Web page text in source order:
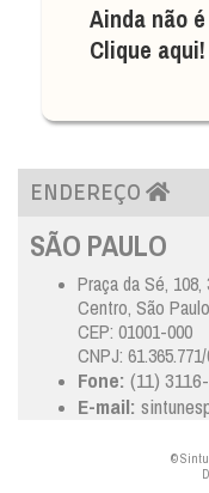
Ainda não
Clique aqui!
ENDEREÇO
SÃO PAULO
Praça da Sé, 108,
Centro, São
CEP: 01001-000
CNPJ:
Fone: (11)
E-mail:
©